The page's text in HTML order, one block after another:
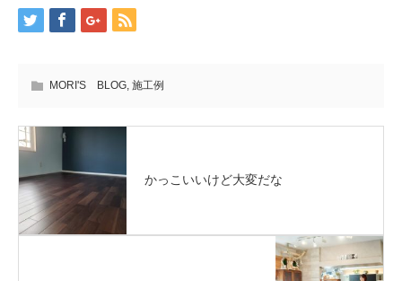
MORI'S BLOG, 施工例
かっこいいけど大変だな